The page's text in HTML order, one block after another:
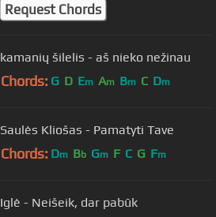
Request Chords
kamanių šilelis - aš nieko nežinau
Chords: G D Em Am Bm C Dm
Saulės Kliošas - Pamatyti Tave
Chords: Dm Bb Gm F C G Fm
Iglė - Neišeik, dar pabūk